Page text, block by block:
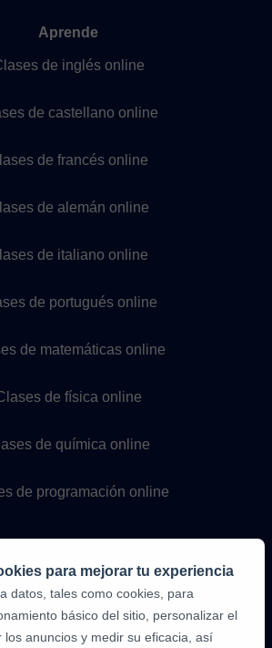
Aprende
de inglés online
de castellano online
de francés online
de alemán online
de italiano online
de portugués online
de matemáticas online
de física online
de química online
de programación online
para mejorar tu experiencia
datos, tales como cookies, para
básico del sitio, personalizar el
los anuncios y medir su eficacia, así